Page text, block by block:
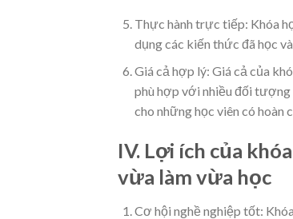
Thực hành trực tiếp: Khóa
dụng các kiến thức đã học
Giá cả hợp lý: Giá cả của
phù hợp với nhiều đối tượng
cho những học viên có hoàn
IV. Lợi ích của
vừa làm vừa học
Cơ hội nghề nghiệp tốt: